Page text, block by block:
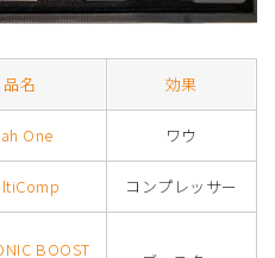
品名 効果
One ワウ
コンプレッサー
BOOST